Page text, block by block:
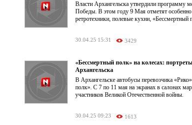
Власти Архангельска утвердили программу
Победы. В этом году 9 Мая отметят
ретротехники, полевые кухни,
30.04.25 15:31 3429
«Бессмертный полк» на колесах:
Архангельска
В Архангельске автобусы перевозчика
полк». С 7 по 11 мая на экранах в салонах
участников Великой Отечественной войны.
30.04.25 09:23 1613